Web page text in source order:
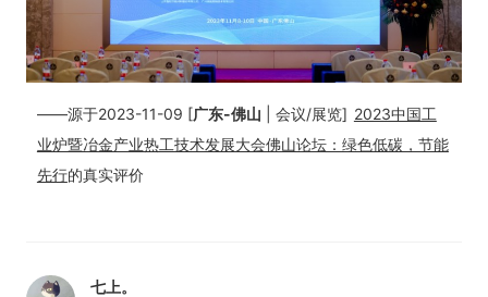
——源于2023-11-09 [广东-佛山 | 会议/展览] 2023中国工
业炉暨冶金产业热工技术发展大会佛山论坛：绿色低碳，节能
先行的真实评价
七上。